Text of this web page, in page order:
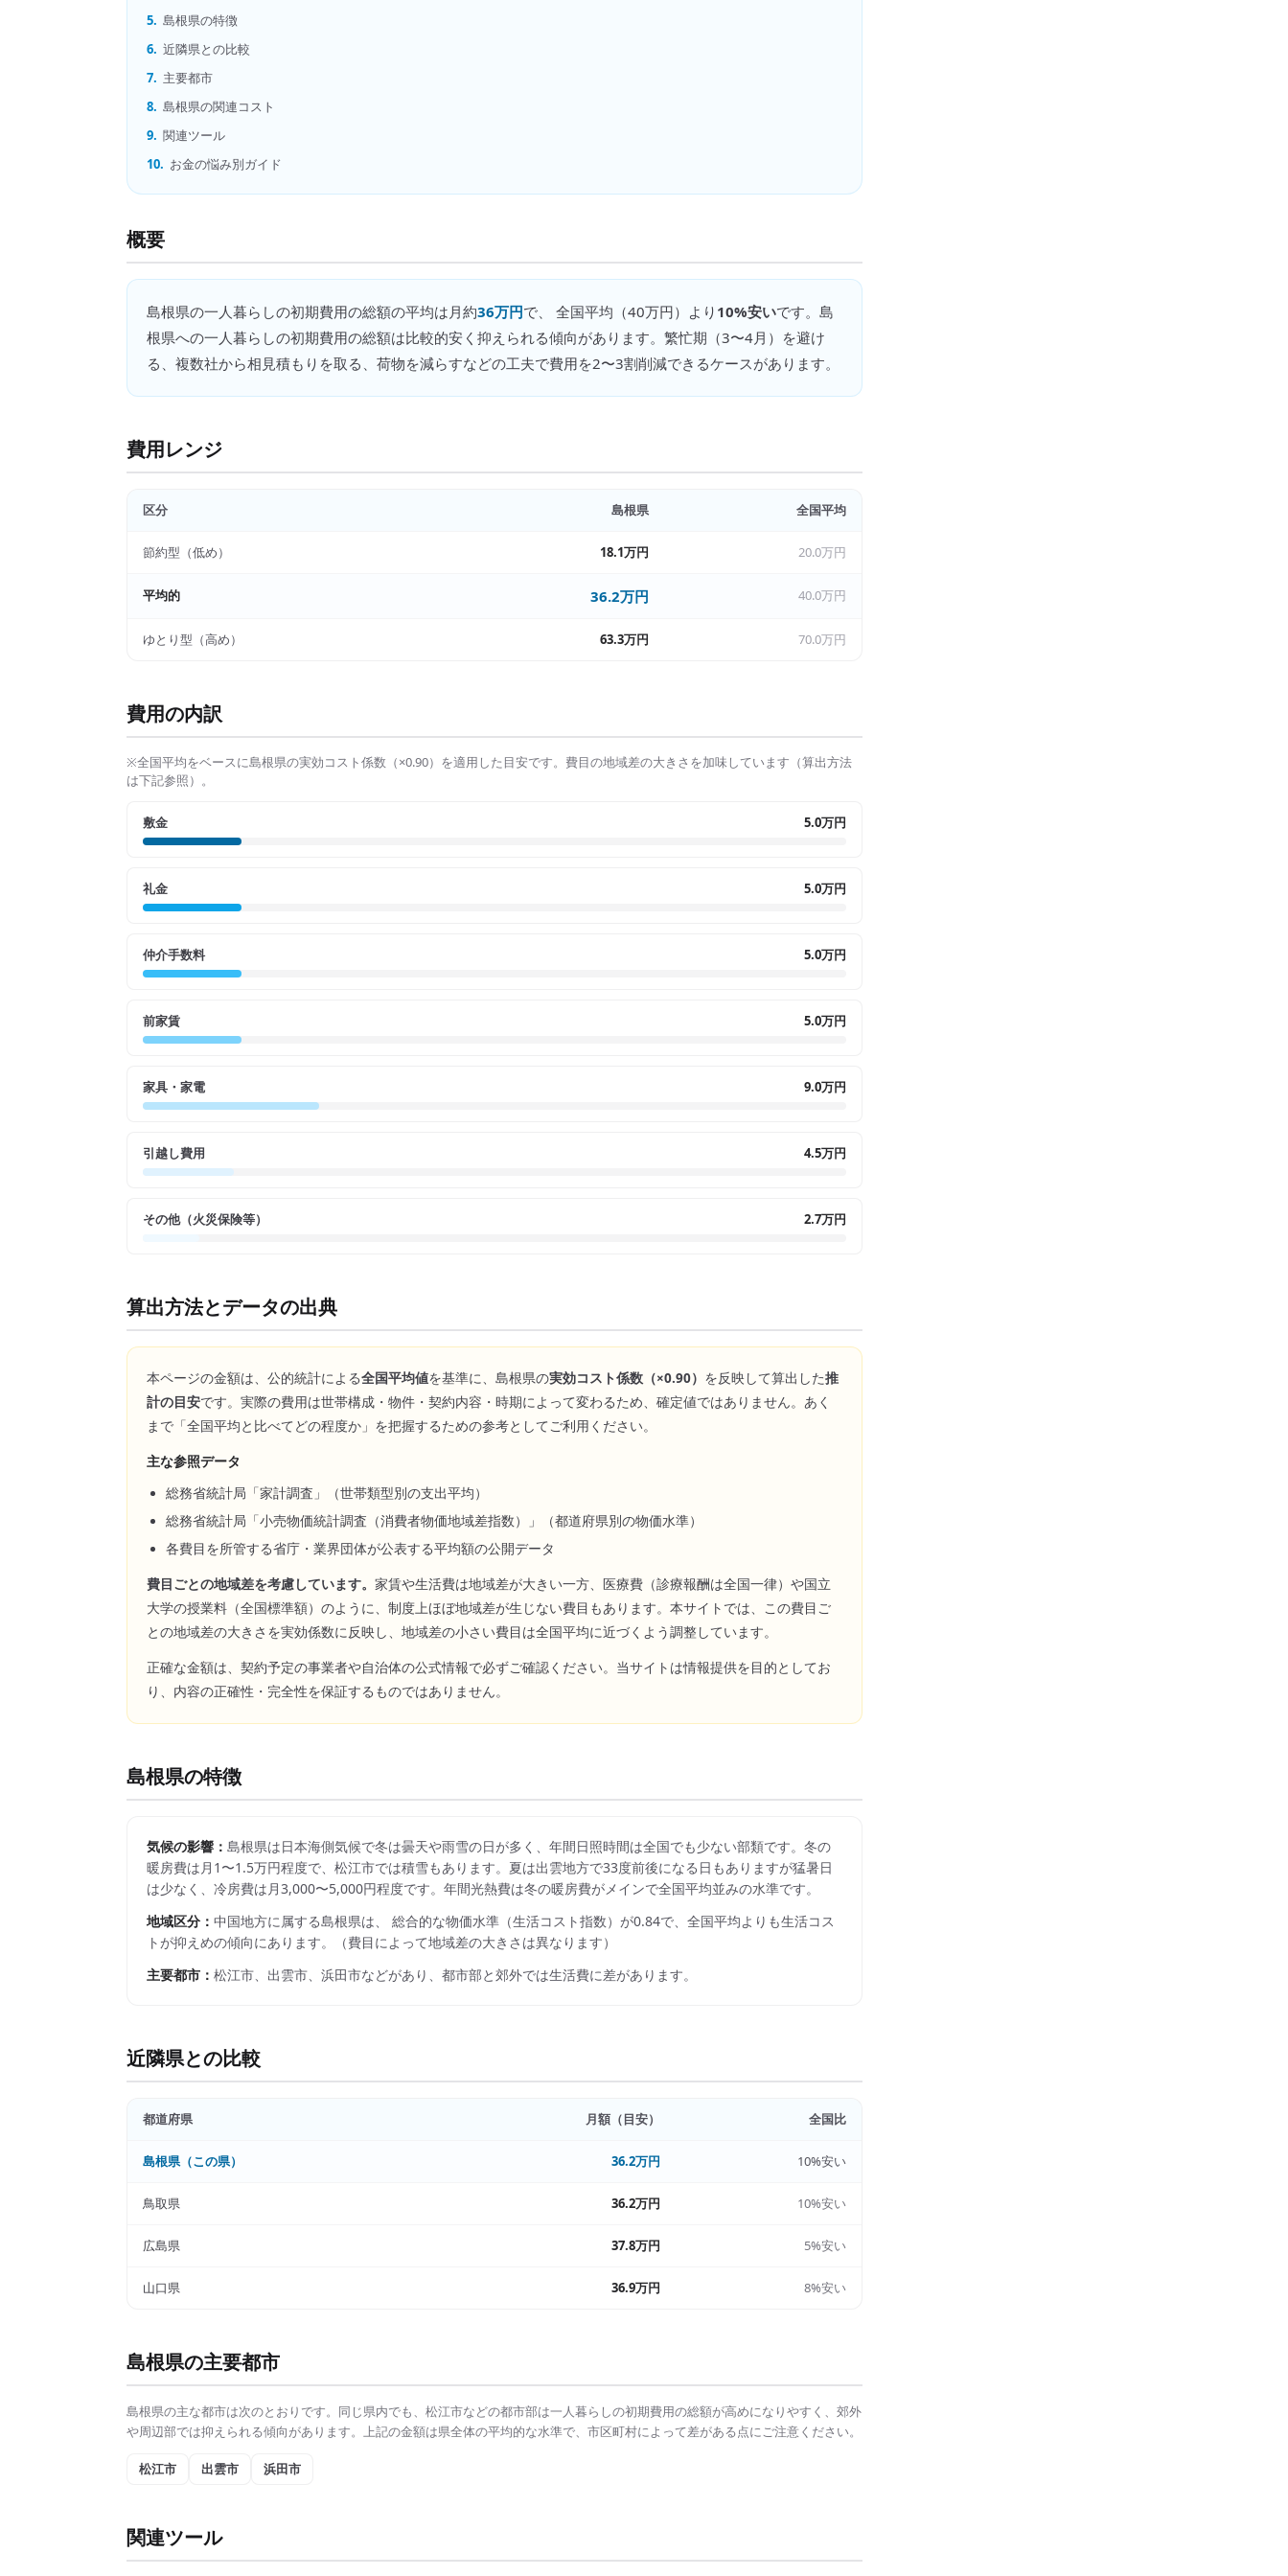
5. 島根県の特徴
6. 近隣県との比較
7. 主要都市
8. 島根県の関連コスト
9. 関連ツール
10. お金の悩み別ガイド
概要
島根県の一人暮らしの初期費用の総額の平均は月約36万円で、 全国平均（40万円）より 10%安いです。 島
根県への一人暮らしの初期費用の総額は比較的安く抑えられる傾向があります。繁忙期（3〜4月）を避け
る、複数社から相見積もりを取る、荷物を減らすなどの工夫で費用を2〜3割削減できるケースがあります。
費用レンジ
区分 島根県 全国平均
節約型（低め） 18.1万円 20.0万円
平均的 36.2万円 40.0万円
ゆとり型（高め） 63.3万円 70.0万円
費用の内訳
※全国平均をベースに島根県の実効コスト係数（×0.90）を適用した目安です。費目の地域差の大きさを加味しています（算出方法
は下記参照）。
敷金 5.0万円
礼金 5.0万円
仲介手数料 5.0万円
前家賃 5.0万円
家具・家電 9.0万円
引越し費用 4.5万円
その他（火災保険等） 2.7万円
算出方法とデータの出典
本ページの金額は、公的統計による全国平均値を基準に、 島根県の実効コスト係数（×0.90） を反映して算出した推
計の目安です。実際の費用は世帯構成・物件・契約内容・時期によって変わるため、確定値ではありません。あく
まで「全国平均と比べてどの程度か」を把握するための参考としてご利用ください。
主な参照データ
総務省統計局「家計調査」（世帯類型別の支出平均）
総務省統計局「小売物価統計調査（消費者物価地域差指数）」（都道府県別の物価水準）
各費目を所管する省庁・業界団体が公表する平均額の公開データ
費目ごとの地域差を考慮しています。 家賃や生活費は地域差が大きい一方、医療費（診療報酬は全国一律）や国立
大学の授業料（全国標準額）のように、制度上ほぼ地域差が生じない費目もあります。本サイトでは、この費目ご
との地域差の大きさを実効係数に反映し、地域差の小さい費目は全国平均に近づくよう調整しています。
正確な金額は、契約予定の事業者や自治体の公式情報で必ずご確認ください。当サイトは情報提供を目的としてお
り、内容の正確性・完全性を保証するものではありません。
島根県の特徴
気候の影響： 島根県は日本海側気候で冬は曇天や雨雪の日が多く、年間日照時間は全国でも少ない部類です。冬の
暖房費は月1〜1.5万円程度で、松江市では積雪もあります。夏は出雲地方で33度前後になる日もありますが猛暑日
は少なく、冷房費は月3,000〜5,000円程度です。年間光熱費は冬の暖房費がメインで全国平均並みの水準です。
地域区分： 中国地方に属する島根県は、 総合的な物価水準（生活コスト指数）が0.84で、 全国平均よりも生活コス
トが抑えめの傾向にあります。
（費目によって地域差の大きさは異なります）
主要都市： 松江市、出雲市、浜田市などがあり、都市部と郊外では生活費に差があります。
近隣県との比較
都道府県 月額（目安） 全国比
島根県（この県） 36.2万円 10%安い
鳥取県 36.2万円 10%安い
広島県 37.8万円 5%安い
山口県 36.9万円 8%安い
島根県の主要都市
島根県の主な都市は次のとおりです。同じ県内でも、 松江市などの都市部は一人暮らしの初期費用の総額が高めになりやすく、郊外
や周辺部では抑えられる傾向があります。上記の金額は県全体の平均的な水準で、市区町村によって差がある点にご注意ください。
松江市 出雲市 浜田市
関連ツール